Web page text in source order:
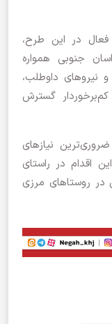
فعال در این طرح،
جنوبی همواره
نیروهای داوطلب،
گسترش
نیازهای
اقدام در راستای
در روستاهای مرزی